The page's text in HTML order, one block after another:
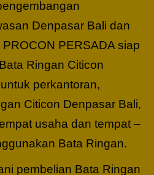
Denpasar Bali dan
PERSADA siap
Ringan Citicon
perkantoran,
Citicon Denpasar Bali,
usaha dan tempat –
Bata Ringan.
pembelian Bata Ringan